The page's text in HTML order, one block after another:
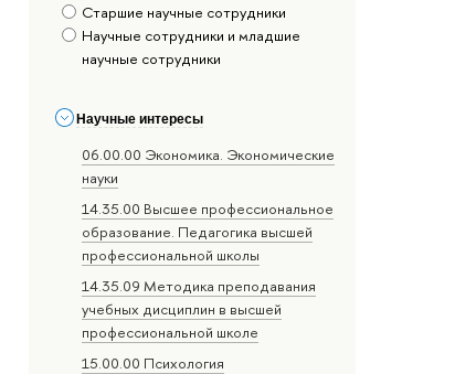
Старшие научные сотрудники
Научные сотрудники и младшие
научные сотрудники
Научные интересы
06.00.00 Экономика. Экономические
науки
14.35.00 Высшее профессиональное
образование. Педагогика высшей
профессиональной школы
14.35.09 Методика преподавания
учебных дисциплин в высшей
профессиональной школе
15.00.00 Психология